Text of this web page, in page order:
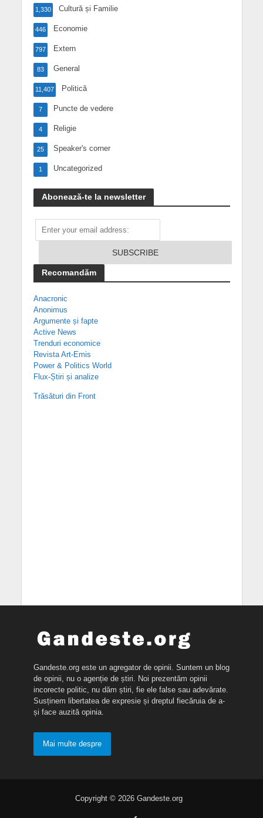
Cultură și Familie
1,330
Economie
446
Extern
797
General
83
Politică
11,407
Puncte de vedere
7
Religie
4
Speaker's corner
25
Uncategorized
1
Abonează-te la newsletter
Recomandăm
Anacronic
Anonimus
Argumente și fapte
Active News
Trenduri economice
Revista Art-Emis
Power & Politics World
Flux-Știri și analize
Trăsături din Front
Gandeste.org este un agregator de opinii. Suntem un blog
de opinii, nu o agenție de știri. Noi prezentăm opinii
incorecte politic, nu dăm știri, fie ele false sau adevărate.
Susținem libertatea de expresie și dreptul fiecăruia de a-
și face auzită opinia.
Mai multe despre
Copyright © 2026 Gandeste.org